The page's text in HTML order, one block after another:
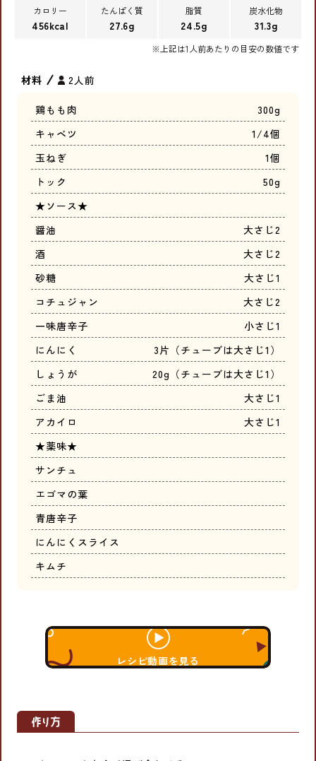
カロリー
456kcal
たんぱく質
27.6g
脂質
24.5g
炭水化物
31.3g
※上記は1人前あたりの目安の数値です
材料 2人前
鶏もも肉
300g
キャベツ
1/4個
玉ねぎ
1個
トック
50g
★ソース★
醤油
大さじ2
酒
大さじ2
砂糖
大さじ1
コチュジャン
大さじ2
一味唐辛子
小さじ1
にんにく
3片（チューブは大さじ1）
しょうが
20g（チューブは大さじ1）
ごま油
大さじ1
アカイロ
大さじ1
★薬味★
サンチュ
エゴマの葉
青唐辛子
にんにくスライス
キムチ
レシピ動画を見る